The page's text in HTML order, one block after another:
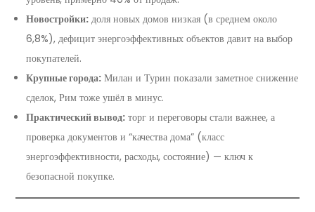
Новостройки: доля новых домов низкая (в среднем около
6,8%), дефицит энергоэффективных объектов давит на выбор
покупателей.
Крупные города: Милан и Турин показали заметное снижение
сделок, Рим тоже ушёл в минус.
Практический вывод: торг и переговоры стали важнее, а
проверка документов и “качества дома” (класс
энергоэффективности, расходы, состояние) — ключ к
безопасной покупке.